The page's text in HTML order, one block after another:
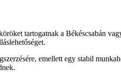
tartogatnak a Békéscsabán
emellett egy stabil